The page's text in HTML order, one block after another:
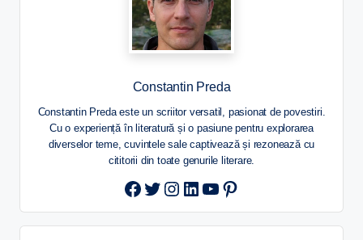
Constantin Preda
Constantin Preda este un scriitor versatil, pasionat de povestiri.
Cu o experiență în literatură și o pasiune pentru explorarea
diverselor teme, cuvintele sale captivează și rezonează cu
cititorii din toate genurile literare.
Twitter
Instagram
LinkedIn
YouTube
Pinterest